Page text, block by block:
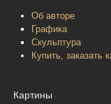
Об авторе
Графика
Скульптура
Купить, заказать
Картины